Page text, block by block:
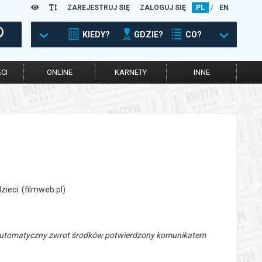
ZAREJESTRUJ SIĘ ZALOGUJ SIĘ PL / EN
KIEDY? GDZIE? CO?
ONLINE KARNETY INNE
(filmweb.pl)
zwrot środków potwierdzony komunikatem